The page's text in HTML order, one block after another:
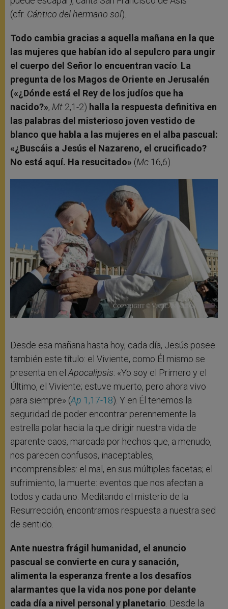
(cfr. Cántico del hermano sol).
Todo cambia gracias a aquella mañana en la que
las mujeres que habían ido al sepulcro para ungir
el cuerpo del Señor lo encuentran vacío La
pregunta de los Magos de Oriente en Jerusalén
(«¿Dónde está el Rey de los judíos que ha
nacido?», Mt 2,1-2) halla la respuesta definitiva en
las palabras del misterioso joven vestido de
blanco que habla a las mujeres en el alba pascual:
«¿Buscáis a Jesús el Nazareno, el crucificado?
No está aquí. Ha resucitado» (Mc 16,6).
Desde esa mañana hasta hoy, cada día, Jesús posee
también este título: el Viviente, como Él mismo se
presenta en el Apocalipsis: «Yo soy el Primero y el
Último, el Viviente; estuve muerto, pero ahora vivo
para siempre» (Ap 1,17-18). Y en Él tenemos la
seguridad de poder encontrar perennemente la
estrella polar hacia la que dirigir nuestra vida de
aparente caos, marcada por hechos que, a menudo,
nos parecen confusos, inaceptables,
incomprensibles: el mal, en sus múltiples facetas; el
sufrimiento, la muerte: eventos que nos afectan a
todos y cada uno. Meditando el misterio de la
Resurrección, encontramos respuesta a nuestra sed
de sentido.
Ante nuestra frágil humanidad, el anuncio
pascual se convierte en cura y sanación,
alimenta la esperanza frente a los desafíos
alarmantes que la vida nos pone por delante
cada día a nivel personal y planetario . Desde la